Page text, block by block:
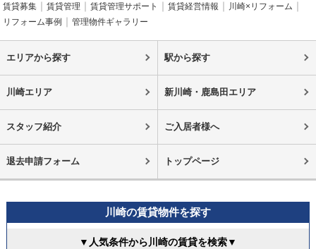
賃貸募集 賃貸管理 賃貸管理サポート 賃貸経営情報
川崎×リフォーム
リフォーム事例
管理物件ギャラリー
エリアから探す 駅から探す
川崎エリア 新川崎・鹿島田エリア
スタッフ紹介 ご入居者様へ
退去申請フォーム トップページ
川崎の賃貸物件を探す
▼人気条件から川崎の賃貸を検索▼